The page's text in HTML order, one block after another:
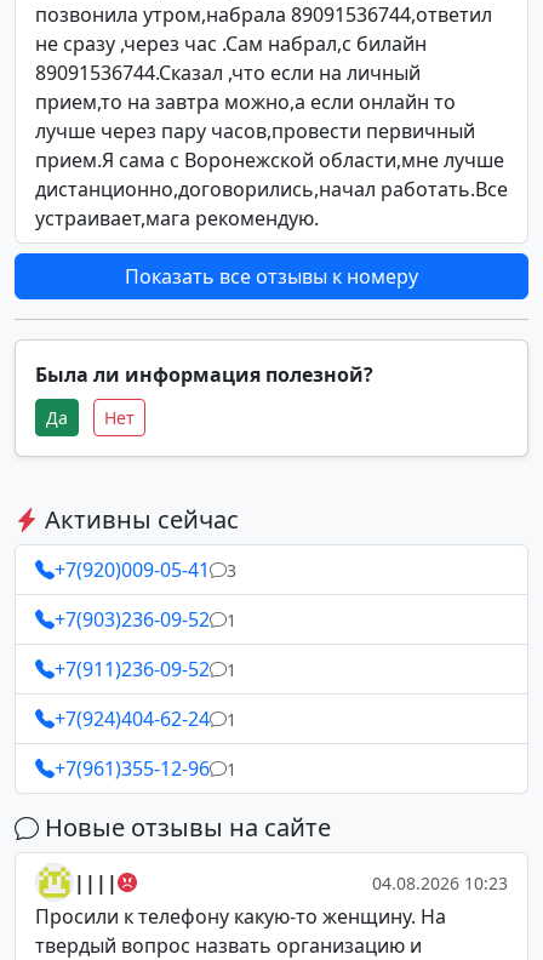
позвонила утром,набрала 89091536744,ответил
не сразу ,через час .Сам набрал,с билайн
89091536744.Сказал ,что если на личный
прием,то на завтра можно,а если онлайн то
лучше через пару часов,провести первичный
прием.Я сама с Воронежской области,мне лучше
дистанционно,договорились,начал работать.Все
устраивает,мага рекомендую.
Показать все отзывы к номеру
Была ли информация полезной?
Да Нет
Активны сейчас
+7(920)009-05-41 3
+7(903)236-09-52 1
+7(911)236-09-52 1
+7(924)404-62-24 1
+7(961)355-12-96 1
Новые отзывы на сайте
|||| 04.08.2026 10:23
Просили к телефону какую-то женщину. На
твердый вопрос назвать организацию и